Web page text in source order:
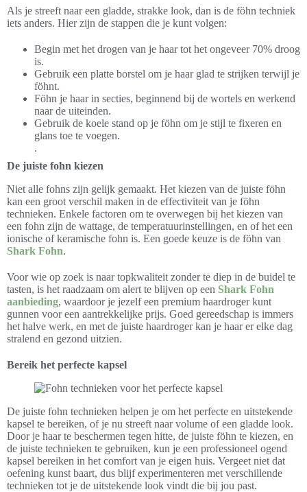
Als je streeft naar een gladde, strakke look, dan is de föhn techniek
iets anders. Hier zijn de stappen die je kunt volgen:
Begin met het drogen van je haar tot het ongeveer 70% droog
is.
Gebruik een platte borstel om je haar glad te strijken terwijl je
föhnt.
Föhn je haar in secties, beginnend bij de wortels en werkend
naar de uiteinden.
Gebruik de koele stand op je föhn om je stijl te fixeren en
glans toe te voegen.
.
De juiste fohn kiezen
Niet alle fohns zijn gelijk gemaakt. Het kiezen van de juiste föhn
kan een groot verschil maken in de effectiviteit van je föhn
technieken. Enkele factoren om te overwegen bij het kiezen van
een fohn zijn de wattage, de temperatuurinstellingen, en of het een
ionische of keramische fohn is. Een goede keuze is de föhn van
Shark Fohn.
Voor wie op zoek is naar topkwaliteit zonder te diep in de buidel te
tasten, is het raadzaam om alert te blijven op een Shark Fohn
aanbieding, waardoor je jezelf een premium haardroger kunt
gunnen voor een aantrekkelijke prijs. Goed gereedschap is immers
het halve werk, en met de juiste haardroger kan je haar er elke dag
stralend en gezond uitzien.
Bereik het perfecte kapsel
De juiste fohn technieken helpen je om het perfecte en uitstekende
kapsel te bereiken, of je nu streeft naar volume of een gladde look.
Door je haar te beschermen tegen hitte, de juiste föhn te kiezen, en
de juiste technieken te gebruiken, kun je een professioneel ogend
kapsel bereiken in het comfort van je eigen huis. Vergeet niet dat
oefening kunst baart, dus blijf experimenteren met verschillende
technieken tot je de uitstekende look vindt die bij jou past.